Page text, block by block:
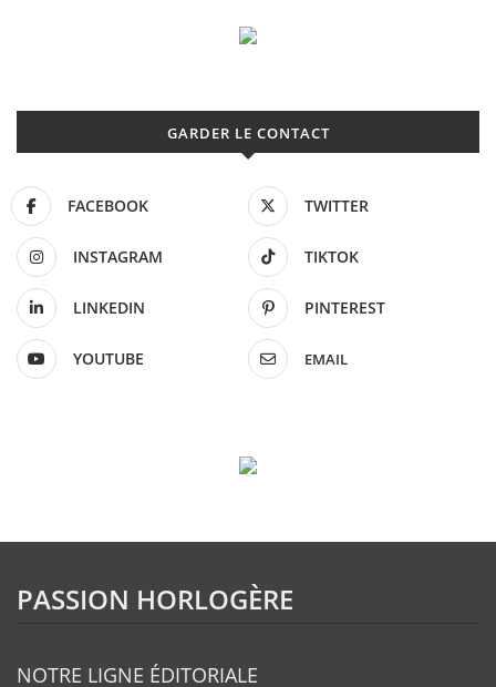
GARDER LE CONTACT
FACEBOOK TWITTER
INSTAGRAM TIKTOK
LINKEDIN PINTEREST
YOUTUBE EMAIL
PASSION HORLOGÈRE
NOTRE LIGNE ÉDITORIALE